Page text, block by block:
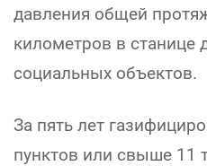
давления общей
километров в станице
социальных объектов.
За пять лет
пунктов или свыше 11